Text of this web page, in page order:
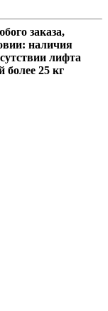
заказа,
наличия
лифта
более 25 кг